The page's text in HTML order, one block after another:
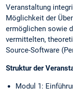
Veranstaltung
Möglichkeit der
ermöglichen sowie
vermittelten,
Source-Software
Struktur der
Modul 1: